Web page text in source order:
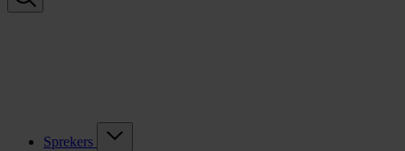
Sprekers